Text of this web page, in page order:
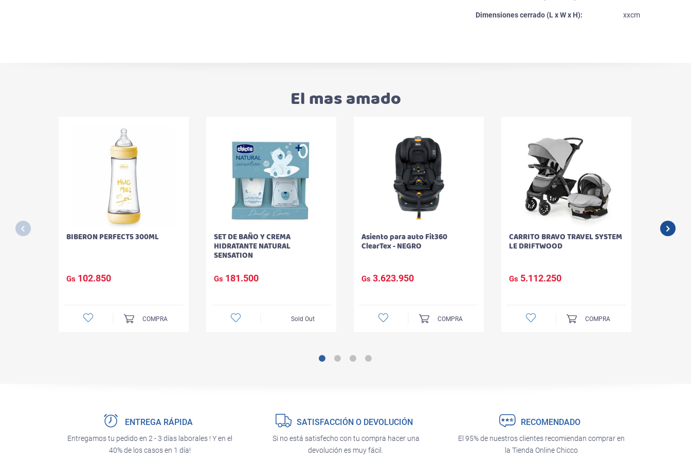
Dimensiones cerrado (L x W x H): xxcm
El mas amado
BIBERON PERFECT5 300ML
Gs 102.850
COMPRA
SET DE BAÑO Y CREMA
HIDRATANTE NATURAL
SENSATION
Gs 181.500
Sold Out
Asiento para auto Fit360
ClearTex - NEGRO
Gs 3.623.950
COMPRA
CARRITO BRAVO TRAVEL SYSTEM
LE DRIFTWOOD
Gs 5.112.250
COMPRA
ENTREGA RÁPIDA
Entregamos tu pedido en 2 - 3 días laborales ! Y en el
40% de los casos en 1 día!
SATISFACCIÓN O DEVOLUCIÓN
Si no está satisfecho con tu compra hacer una
devolución es muy fácil.
RECOMENDADO
El 95% de nuestros clientes recomiendan comprar en
la Tienda Online Chicco